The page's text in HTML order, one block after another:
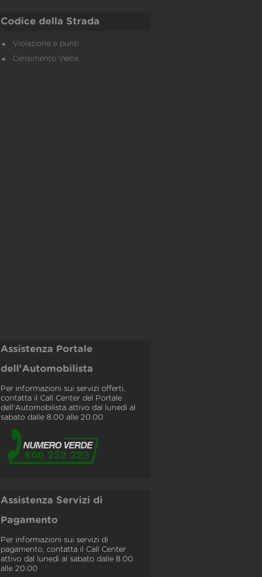
Codice della Strada
Violazione e punti
Censimento Velox
Assistenza Portale
dell'Automobilista
Per informazioni sui servizi offerti,
contatta il Call Center del Portale
dell'Automobilista attivo dal lunedì al
sabato dalle 8.00 alle 20.00
Assistenza Servizi di
Pagamento
Per informazioni sui servizi di
pagamento, contatta il Call Center
attivo dal lunedì al sabato dalle 8.00
alle 20.00